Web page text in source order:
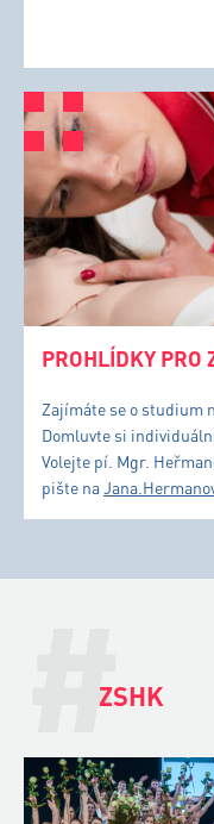
PROHLÍDKY PRO
Zajímáte se o studium
Domluvte si
Volejte pí. Mgr.
pište na
#
ZSHK